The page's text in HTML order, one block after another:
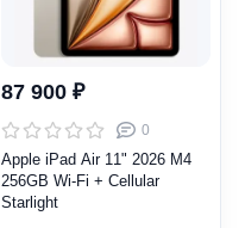
87 900 ₽
0
Apple iPad Air 11" 2026 M4
256GB Wi-Fi + Cellular
Starlight